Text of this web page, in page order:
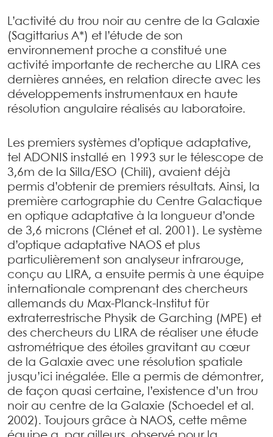
L’activité du trou noir au centre de la Galaxie
(Sagittarius A*) et l’étude de son
environnement proche a constitué une
activité importante de recherche au LIRA ces
dernières années, en relation directe avec les
développements instrumentaux en haute
résolution angulaire réalisés au laboratoire.
Les premiers systèmes d’optique adaptative,
tel ADONIS installé en 1993 sur le télescope de
3,6m de la Silla/ESO (Chili), avaient déjà
permis d’obtenir de premiers résultats. Ainsi, la
première cartographie du Centre Galactique
en optique adaptative à la longueur d’onde
de 3,6 microns (Clénet et al. 2001). Le système
d’optique adaptative NAOS et plus
particulièrement son analyseur infrarouge,
conçu au LIRA, a ensuite permis à une équipe
internationale comprenant des chercheurs
allemands du Max-Planck-Institut für
extraterrestrische Physik de Garching (MPE) et
des chercheurs du LIRA de réaliser une étude
astrométrique des étoiles gravitant au cœur
de la Galaxie avec une résolution spatiale
jusqu’ici inégalée. Elle a permis de démontrer,
de façon quasi certaine, l’existence d’un trou
noir au centre de la Galaxie (Schoedel et al.
2002). Toujours grâce à NAOS, cette même